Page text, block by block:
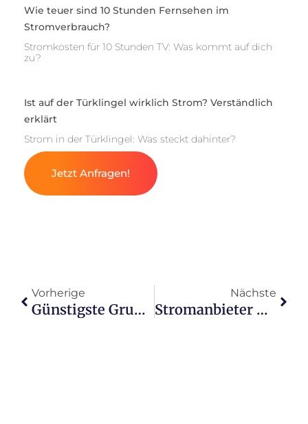
Wie teuer sind 10 Stunden Fernsehen im
Stromverbrauch?
Stromkosten für 10 Stunden TV: Was kommt auf dich
zu?
Ist auf der Türklingel wirklich Strom? Verständlich
erklärt
Strom in der Türklingel: Was steckt dahinter?
Jetzt Anfragen!
Vorherige
Günstigste Grundgebühr: Welcher Stromanbieter lohnt sich?
Nächste
Stromanbieter mit Prämien: Wer bietet die besten Deals?